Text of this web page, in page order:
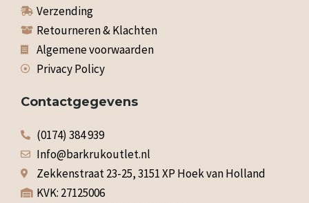
Verzending
Retourneren & Klachten
Algemene voorwaarden
Privacy Policy
Contactgegevens
(0174) 384 939
Info@barkrukoutlet.nl
Zekkenstraat 23-25, 3151 XP Hoek van Holland
KVK: 27125006